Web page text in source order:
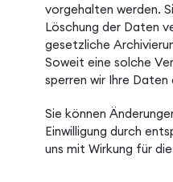
vorgehalten werden.
Löschung der Daten
gesetzliche
Soweit eine solche
sperren wir Ihre Daten
Sie können
Einwilligung durch
uns mit Wirkung für